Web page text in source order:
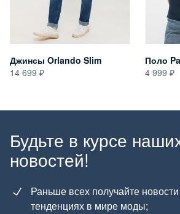
Джинсы Orlando Slim
14 699
Поло
4 999
Будьте в курсе
новостей!
Раньше всех получайте
тенденциях в мире моды;